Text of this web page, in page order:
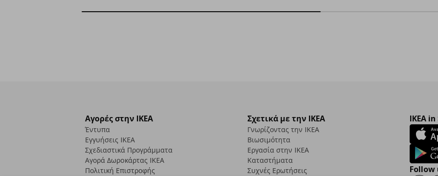
Αγορές στην IKEA
Έντυπα
Εγγυήσεις IKEA
Σχεδιαστικά Προγράμματα
Αγορά Δωρoκάρτας IKEA
Πολιτική Επιστροφής
Σχετικά με την IKEA
Γνωρίζοντας την IKEA
Βιωσιμότητα
Εργασία στην IKEA
Καταστήματα
Συχνές Ερωτήσεις
IKEA
Follow